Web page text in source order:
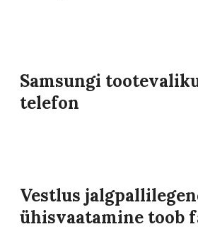
Samsungi
telefon
Vestlus
ühisvaatamine toob